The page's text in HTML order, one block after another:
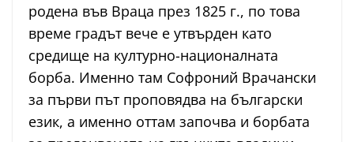
родена във Враца през 1825 г., по това
време градът вече е утвърден като
средище на културно-националната
борба. Именно там Софроний Врачански
за първи път проповядва на български
език, а именно оттам започва и борбата